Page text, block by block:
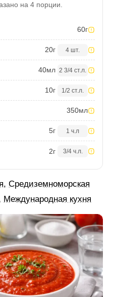
на 4 порции.
60г
20г 4 шт.
40мл 2 3/4 ст.л.
10г 1/2 ст.л.
350мл
5г 1 ч.л
2г 3/4 ч.л.
, Средиземноморская
Международная кухня